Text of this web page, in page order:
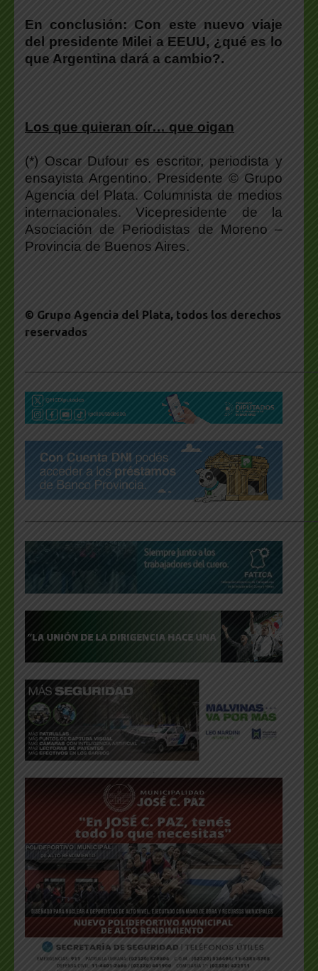
En conclusión: Con este nuevo viaje
del presidente Milei a EEUU, ¿qué es lo
que Argentina dará a cambio?.
Los que quieran oír… que oigan
(*) Oscar Dufour es escritor, periodista y
ensayista Argentino. Presidente © Grupo
Agencia del Plata. Columnista de medios
internacionales. Vicepresidente de la
Asociación de Periodistas de Moreno –
Provincia de Buenos Aires.
© Grupo Agencia del Plata, todos los derechos
reservados